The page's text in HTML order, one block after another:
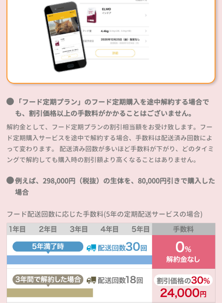
「フード定期プラン」のフード定期購入を途中解約する場合で
も、割引価格以上の手数料がかかることはございません。
解約金として、フード定期プランの割引相当額をお受け致します。フー
ド定期購入サービスを途中で解約する場合、手数料は配送済み回数によ
って変わります。 配送済み回数が多いほど手数料が下がり、どのタイミ
ングで解約しても購入時の割引額より高くなることはありません。
例えば、298,000円（税抜）の生体を、80,000円引きで購入した
場合
フード配送回数に応じた手数料(5年の定期配送サービスの場合)